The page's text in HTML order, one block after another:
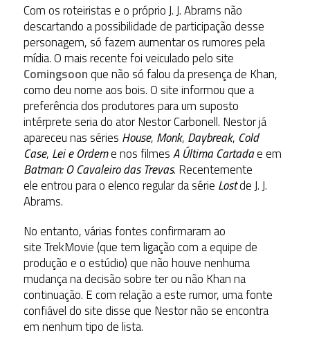
Com os roteiristas e o próprio J. J. Abrams não
descartando a possibilidade de participação desse
personagem, só fazem aumentar os rumores pela
mídia. O mais recente foi veiculado pelo site
Comingsoonque não só falou da presença de Khan,
como deu nome aos bois. O site informou que a
preferência dos produtores para um suposto
intérprete seria do ator Nestor Carbonell. Nestor já
apareceu nas séries House, Monk, Daybreak, Cold
Case, Lei e Ordeme nos filmesA Última Cartadae em
Batman: O Cavaleiro das Trevas. Recentemente
ele entrou para o elenco regular da série Lostde J. J.
Abrams.
No entanto, várias fontes confirmaram ao
site TrekMovie (que tem ligação com a equipe de
produção e o estúdio) que não houve nenhuma
mudança na decisão sobre ter ou não Khan na
continuação. E com relação a este rumor, uma fonte
confiável do site disse que Nestor não se encontra
em nenhum tipo de lista.